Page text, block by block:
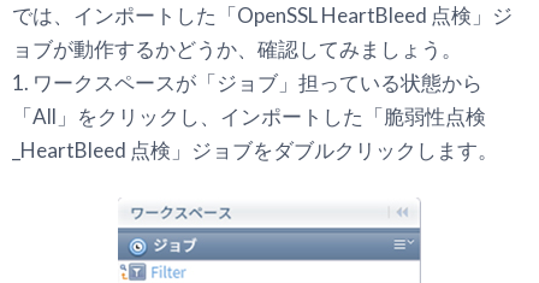
では、インポートした「OpenSSL HeartBleed 点検」ジ
ョブが動作するかどうか、確認してみましょう。
1. ワークスペースが「ジョブ」担っている状態から
「All」をクリックし、インポートした「脆弱性点検
_HeartBleed 点検」ジョブをダブルクリックします。